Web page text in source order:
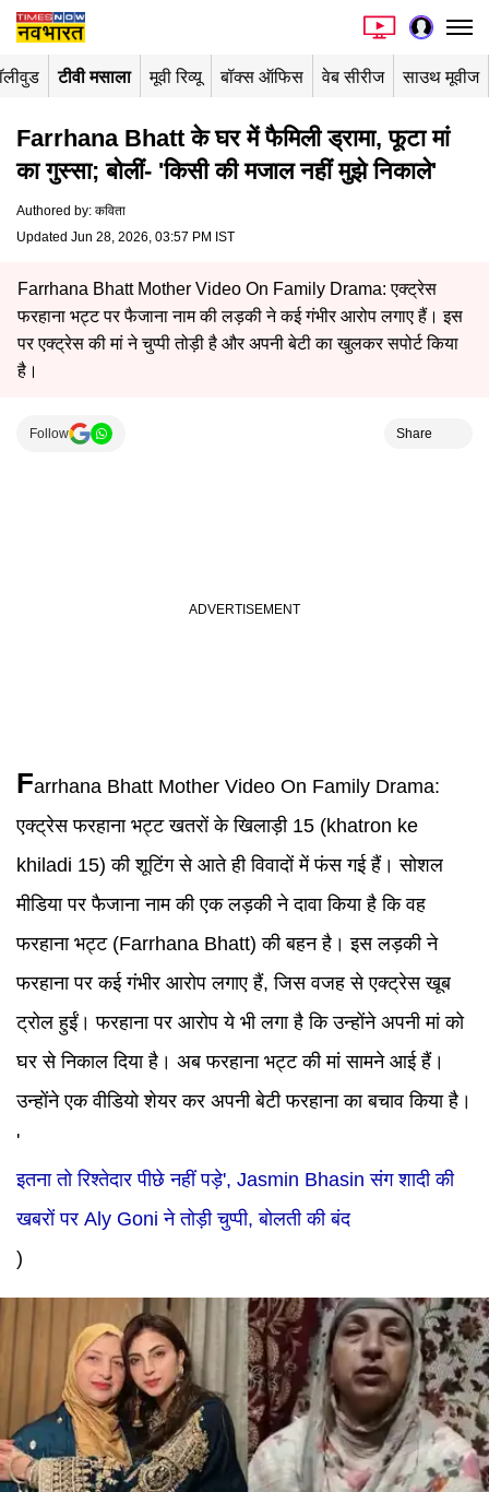
टीवी मसाला मूवी रिव्यू बॉक्स ऑफिस वेब सीरीज साउथ मूवीज
Farrhana Bhatt के घर में फैमिली ड्रामा, फूटा मां
का गुस्सा; बोलीं- 'किसी की मजाल नहीं मुझे निकाले'
Authored by: कविता
Updated Jun 28, 2026, 03:57 PM IST
Farrhana Bhatt Mother Video On Family Drama: एक्ट्रेस
फरहाना भट्ट पर फैजाना नाम की लड़की ने कई गंभीर आरोप लगाए हैं। इस
पर एक्ट्रेस की मां ने चुप्पी तोड़ी है और अपनी बेटी का खुलकर सपोर्ट किया
है।
Follow Share
Farrhana Bhatt Mother Video On Family Drama:
एक्ट्रेस फरहाना भट्टखतरों के खिलाड़ी 15 (khatron ke
khiladi 15) की शूटिंग से आते ही विवादों में फंस गई हैं। सोशल
मीडिया पर फैजाना नाम की एक लड़की ने दावा किया है कि वह
फरहाना भट्ट (Farrhana Bhatt) की बहन है। इस लड़की ने
फरहाना पर कई गंभीर आरोप लगाए हैं, जिस वजह से एक्ट्रेस खूब
ट्रोल हुईं। फरहाना पर आरोप ये भी लगा है कि उन्होंने अपनी मां को
घर से निकाल दिया है। अब फरहाना भट्ट की मां सामने आई हैं।
उन्होंने एक वीडियो शेयर कर अपनी बेटी फरहाना का बचाव किया है।
'
इतना तो रिश्तेदार पीछे नहीं पड़े', Jasmin Bhasin संग शादी की
खबरों पर Aly Goni ने तोड़ी चुप्पी, बोलती की बंद
)